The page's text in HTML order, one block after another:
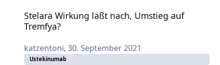
Stelara Wirkung läßt nach, Umstieg auf
Tremfya?
katzentoni, 30. September 2021
Ustekinumab